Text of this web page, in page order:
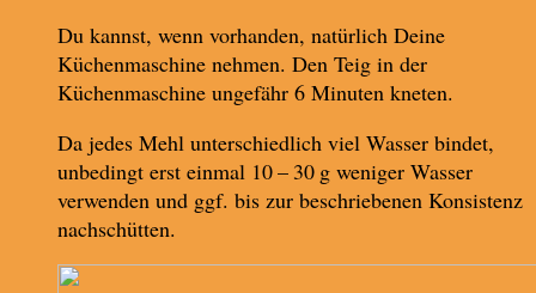
Du kannst, wenn vorhanden, natürlich Deine
Küchenmaschine nehmen. Den Teig in der
Küchenmaschine ungefähr 6 Minuten kneten.
Da jedes Mehl unterschiedlich viel Wasser bindet,
unbedingt erst einmal 10 – 30 g weniger Wasser
verwenden und ggf. bis zur beschriebenen Konsistenz
nachschütten.